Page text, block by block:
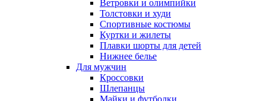
Ветровки и олимпийки
Толстовки и худи
Спортивные костюмы
Куртки и жилеты
Плавки шорты для детей
Нижнее белье
Для мужчин
Кроссовки
Шлепанцы
Майки и футболки